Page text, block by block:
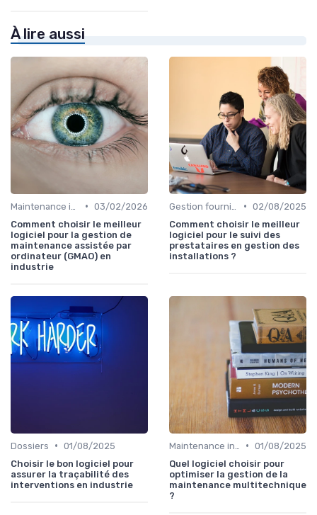
À lire aussi
• 03/02/2026
Comment choisir le meilleur
logiciel pour la gestion de
maintenance assistée par
ordinateur (GMAO) en
industrie
• 02/08/2025
Comment choisir le meilleur
logiciel pour le suivi des
prestataires en gestion des
installations ?
Dossiers • 01/08/2025
Choisir le bon logiciel pour
assurer la traçabilité des
interventions en industrie
• 01/08/2025
Quel logiciel choisir pour
optimiser la gestion de la
maintenance multitechnique
?